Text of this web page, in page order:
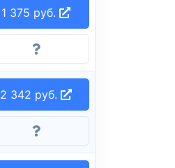
1 375 руб.
2 342 руб.